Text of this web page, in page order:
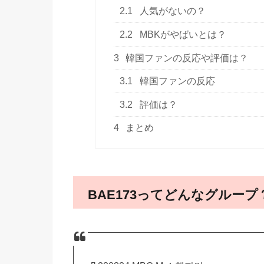
2.1 人気がないの？
2.2 MBKがやばいとは？
3 韓国ファンの反応や評価は？
3.1 韓国ファンの反応
3.2 評価は？
4 まとめ
BAE173ってどんなグループ